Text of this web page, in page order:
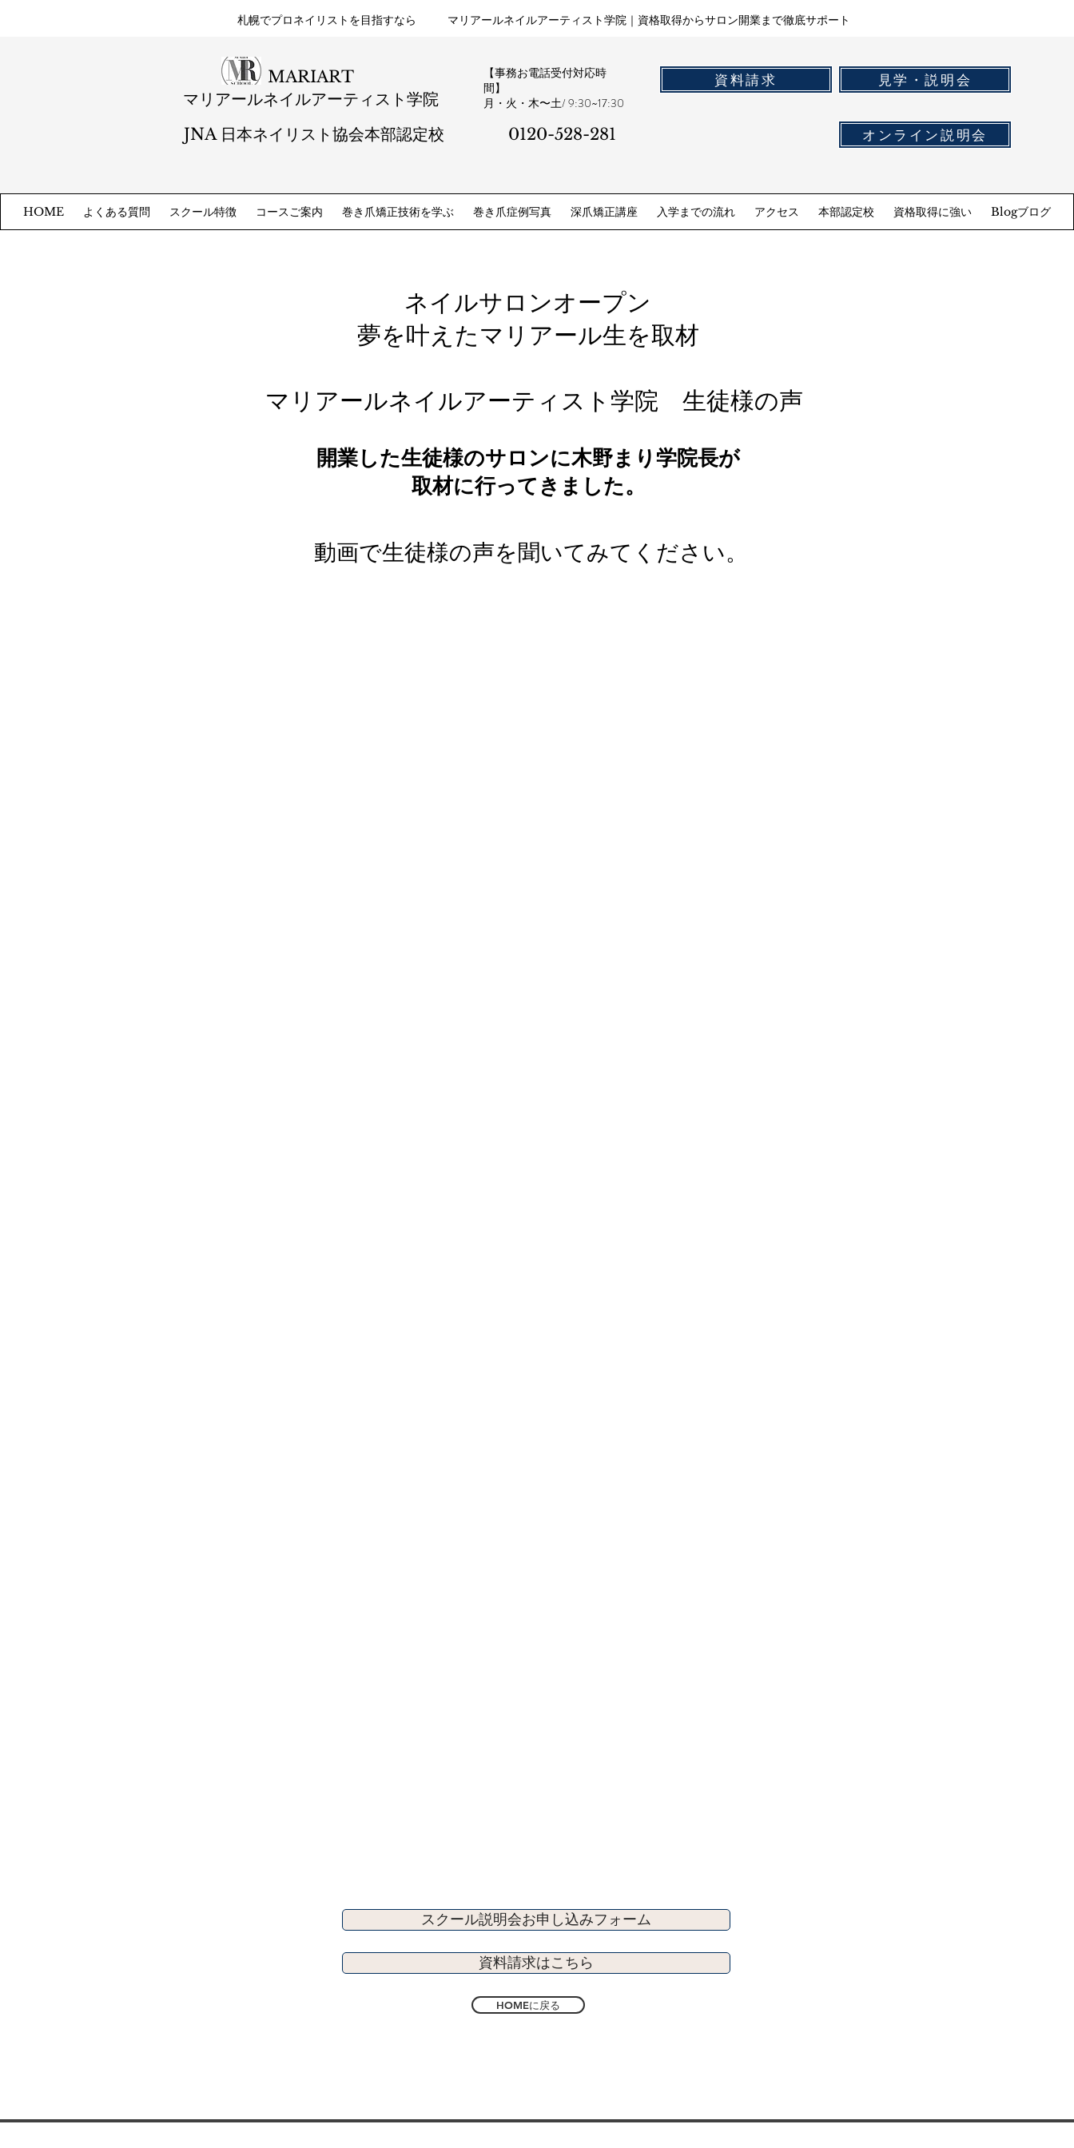
札幌​でプロネイリストを目指すなら マリアールネイルアーティスト学院｜資格取得からサロン開業まで徹底サポート
MARIART
マリアールネイルアーティスト学院
JNA 日本ネイリスト協会本部認定校
【事務お電話受付対応時
間】
​月・火・木〜土/ 9:30~17:30
0120-528-281​
資料請求 見学・説明会
オンライン説明会
HOME よくある質問 スクール特徴 コースご案内 巻き爪矯正技術を学ぶ 巻き爪症例写真 深爪矯正講座 入学までの流れ アクセス 本部認定校 資格取得に強い Blogブログ
​ネイルサロンオープン
夢を叶えたマリアール生を取材
マリアールネイルアーティスト学院 生徒様の声
開業した生徒様のサロンに木野まり学院長が
取材に行ってきました。
​動画で生徒様の声を聞いてみてください。
スクール説明会お申し込みフォーム
資料請求はこちら
HOMEに戻る